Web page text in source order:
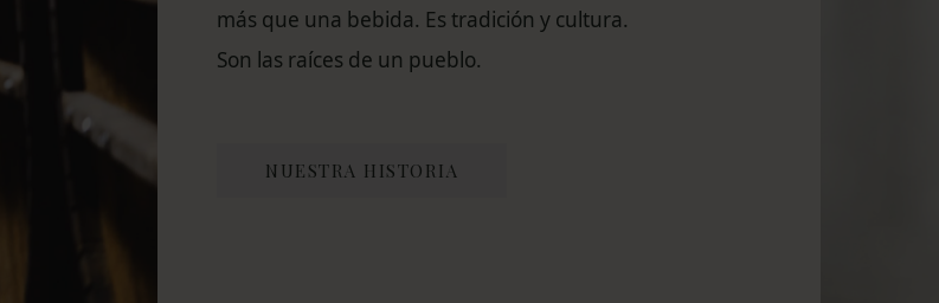
más que una bebida. Es tradición y cultura.
Son las raíces de un pueblo.
NUESTRA HISTORIA